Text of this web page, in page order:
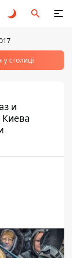
у столиці
и
Киева